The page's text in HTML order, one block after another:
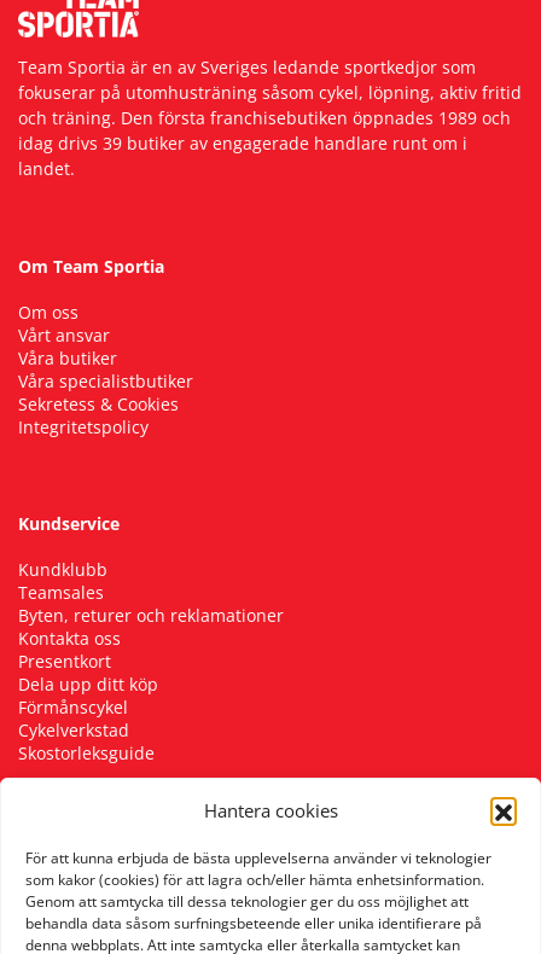
Hantera cookies
För att kunna erbjuda de bästa upplevelserna använder vi teknologier
som kakor (cookies) för att lagra och/eller hämta enhetsinformation.
Genom att samtycka till dessa teknologier ger du oss möjlighet att
behandla data såsom surfningsbeteende eller unika identifierare på
denna webbplats. Att inte samtycka eller återkalla samtycket kan
Team Sportia är en av Sveriges ledande sportkedjor som
fokuserar på utomhusträning såsom cykel, löpning, aktiv fritid
och träning. Den första franchisebutiken öppnades 1989 och
idag drivs 39 butiker av engagerade handlare runt om i
landet.
Om Team Sportia
Om oss
Vårt ansvar
Våra butiker
Våra specialistbutiker
Sekretess & Cookies
Integritetspolicy
Kundservice
Kundklubb
Teamsales
Byten, returer och reklamationer
Kontakta oss
Presentkort
Dela upp ditt köp
Förmånscykel
Cykelverkstad
Skostorleksguide
Följ oss